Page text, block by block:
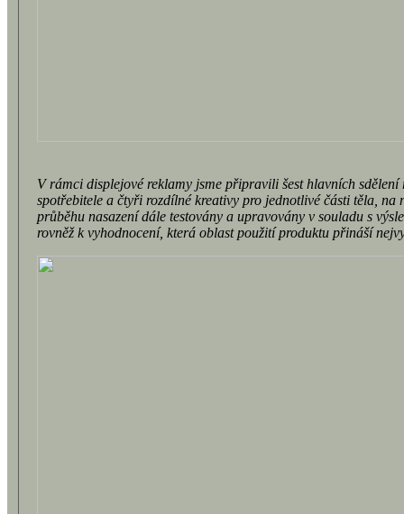
V rámci displejové reklamy jsme připravili šest hlavních
spotřebitele a čtyři rozdílné kreativy pro jednotlivé části těla, na
průběhu nasazení dále testovány a upravovány v souladu s
rovněž k vyhodnocení, která oblast použití produktu přináší